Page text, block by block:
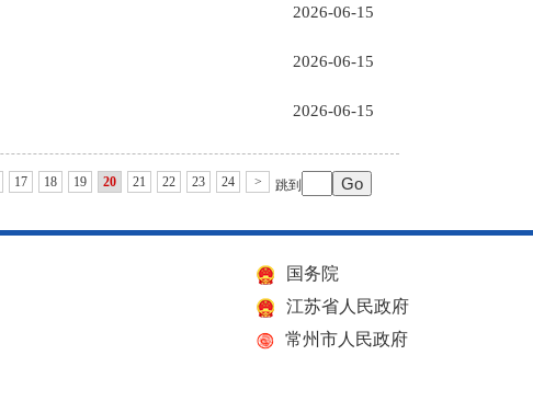
2026-06-15
2026-06-15
2026-06-15
17 18 19 20 21 22 23 24 > 跳到
国务院
江苏省人民政府
常州市人民政府